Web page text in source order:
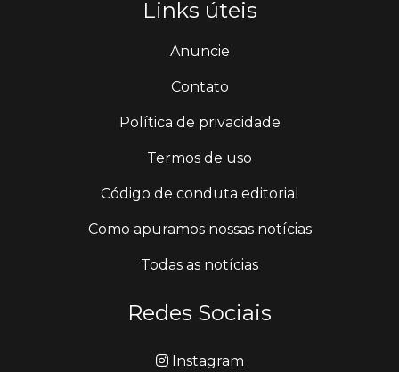
Links úteis
Anuncie
Contato
Política de privacidade
Termos de uso
Código de conduta editorial
Como apuramos nossas notícias
Todas as notícias
Redes Sociais
Instagram